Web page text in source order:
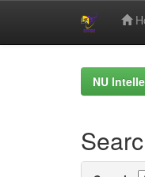
NU